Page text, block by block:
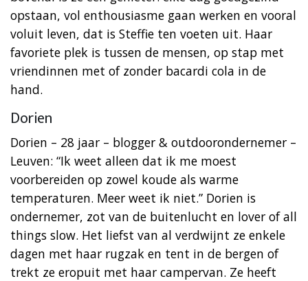
opstaan, vol enthousiasme gaan werken en vooral
voluit leven, dat is Steffie ten voeten uit. Haar
favoriete plek is tussen de mensen, op stap met
vriendinnen met of zonder bacardi cola in de
hand.
Dorien
Dorien – 28 jaar – blogger & outdoorondernemer –
Leuven: “Ik weet alleen dat ik me moest
voorbereiden op zowel koude als warme
temperaturen. Meer weet ik niet.” Dorien is
ondernemer, zot van de buitenlucht en lover of all
things slow. Het liefst van al verdwijnt ze enkele
dagen met haar rugzak en tent in de bergen of
trekt ze eropuit met haar campervan. Ze heeft